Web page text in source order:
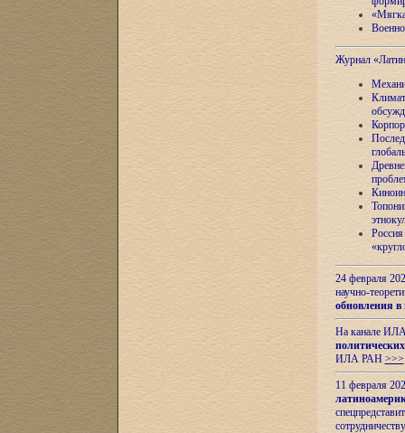
Журнал
24 февраля
научно-
обновления в
На канале
ИЛА РАН >>>
11 февраля